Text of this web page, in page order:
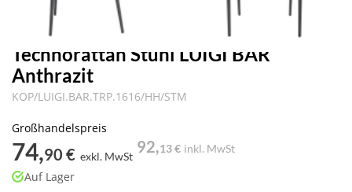
Technorattan Stuhl LUIGI BAR
Anthrazit
KOP/LUIGI.BAR.TRP.1616/HH/STM
Großhandelspreis
74,90 € exkl. MwSt
92,13 € inkl. MwSt
Auf Lager